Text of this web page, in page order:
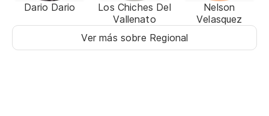
Dario Dario
Los Chiches Del
Vallenato
Nelson
Velasquez
Ver más sobre Regional